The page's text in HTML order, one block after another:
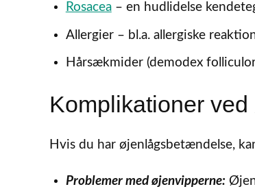
Rosacea– en hudlidelse
Allergier – bl.a. allergiske
Hårsækmider (demodex
Komplikationer
Hvis du har øjenlågsbetændelse,
Problemer med øjenvipperne: